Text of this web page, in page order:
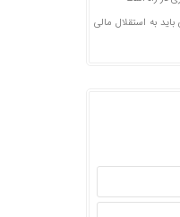
به استقلال مالی